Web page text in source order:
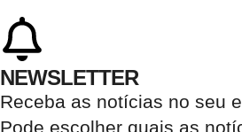
NEWSLETTER
Receba as notícias no seu
Pode escolher quais as